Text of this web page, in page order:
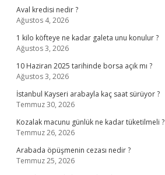
Aval kredisi nedir ?
Ağustos 4, 2026
1 kilo köfteye ne kadar galeta unu konulur ?
Ağustos 3, 2026
10 Haziran 2025 tarihinde borsa açık mı ?
Ağustos 3, 2026
İstanbul Kayseri arabayla kaç saat sürüyor ?
Temmuz 30, 2026
Kozalak macunu günlük ne kadar tüketilmeli ?
Temmuz 26, 2026
Arabada öpüşmenin cezası nedir ?
Temmuz 25, 2026